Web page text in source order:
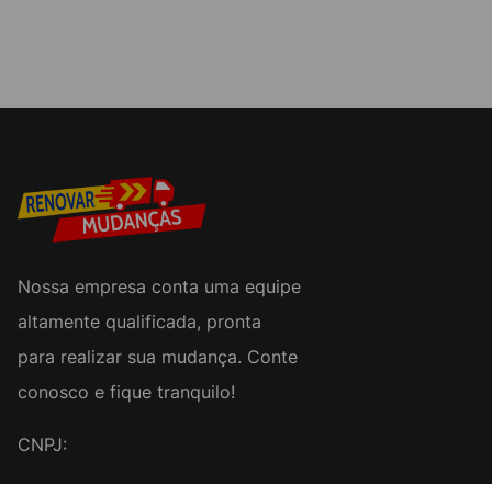
Nossa empresa conta uma equipe
altamente qualificada, pronta
para realizar sua mudança. Conte
conosco e fique tranquilo!
CNPJ: